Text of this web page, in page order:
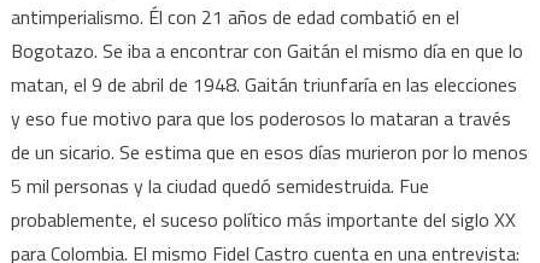
antimperialismo. Él con 21 años de edad combatió en el
Bogotazo. Se iba a encontrar con Gaitán el mismo día en que lo
matan, el 9 de abril de 1948. Gaitán triunfaría en las elecciones
y eso fue motivo para que los poderosos lo mataran a través
de un sicario. Se estima que en esos días murieron por lo menos
5 mil personas y la ciudad quedó semidestruida. Fue
probablemente, el suceso político más importante del siglo XX
para Colombia. El mismo Fidel Castro cuenta en una entrevista: